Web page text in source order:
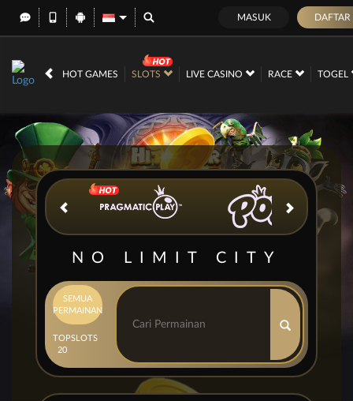
MASUK
HOT GAMES SLOTS LIVE CASINO RACE TOGEL
IDR
NO LIMIT CITY
SEMUA
PERMAINAN
TOP
20
SLOTS